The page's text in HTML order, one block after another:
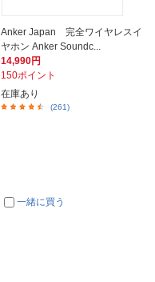
Anker Japan 完全ワイヤレスイ
ヤホン Anker Soundc...
14,990円
150ポイント
在庫あり
(261)
一緒に買う